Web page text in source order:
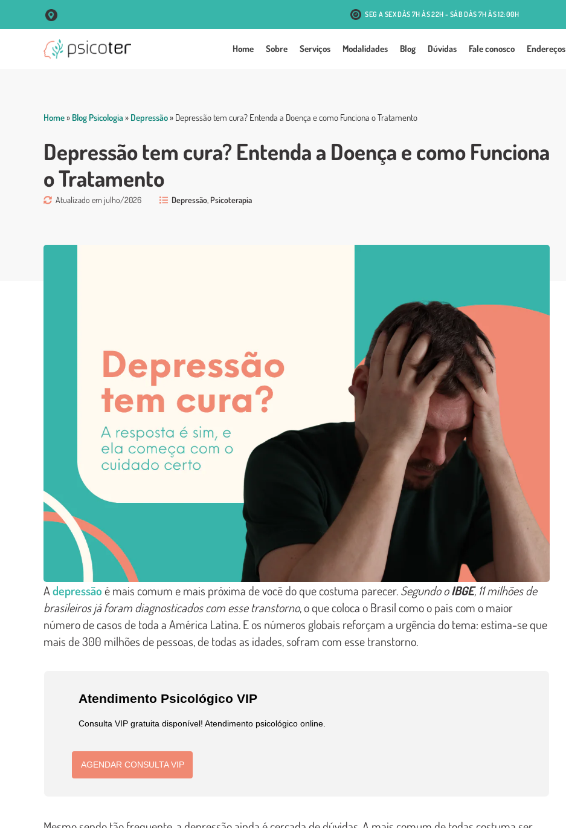
R. Vigário José Inácio, 250 Sala 102 Centro - Porto Alegre R. Antônio J. Mesquita, 131 - Passo d'Areia - Porto Alegre
SEG A SEX DÀS 7H ÀS 22H - SÁB DÀS 7H ÀS 12:00H
Home Sobre Serviços Modalidades Blog Dúvidas Fale conosco Endereços
Home» Blog Psicologia» Depressão» Depressão tem cura? Entenda a Doença e como Funciona o Tratamento
Depressão tem cura? Entenda a Doença e como Funciona
o Tratamento
Atualizado em julho/2026 Depressão Psicoterapia
Adepressão é mais comum e mais próxima de você do que costuma parecer.Segundo oIBGE, 11 milhões de
brasileiros já foram diagnosticados com esse transtorno, o que coloca o Brasil como o país com o maior
número de casos de toda a América Latina. E os números globais reforçam a urgência do tema: estima-se que
mais de 300 milhões de pessoas, de todas as idades, sofram com esse transtorno.
Atendimento Psicológico VIP
Consulta VIP gratuita disponível! Atendimento psicológico online.
AGENDAR CONSULTA VIP